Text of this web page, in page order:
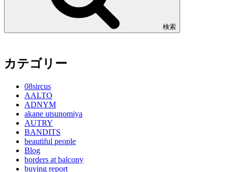
検索
カテゴリー
08sircus
AALTO
ADNYM
akane utsunomiya
AUTRY
BANDITS
beautiful people
Blog
borders at balcony
buying report